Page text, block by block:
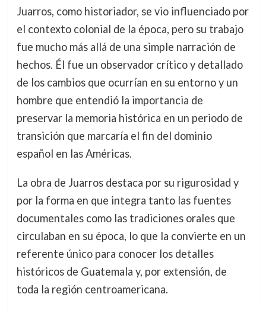
Juarros, como historiador, se vio influenciado por
el contexto colonial de la época, pero su trabajo
fue mucho más allá de una simple narración de
hechos. Él fue un observador crítico y detallado
de los cambios que ocurrían en su entorno y un
hombre que entendió la importancia de
preservar la memoria histórica en un periodo de
transición que marcaría el fin del dominio
español en las Américas.
La obra de Juarros destaca por su rigurosidad y
por la forma en que integra tanto las fuentes
documentales como las tradiciones orales que
circulaban en su época, lo que la convierte en un
referente único para conocer los detalles
históricos de Guatemala y, por extensión, de
toda la región centroamericana.